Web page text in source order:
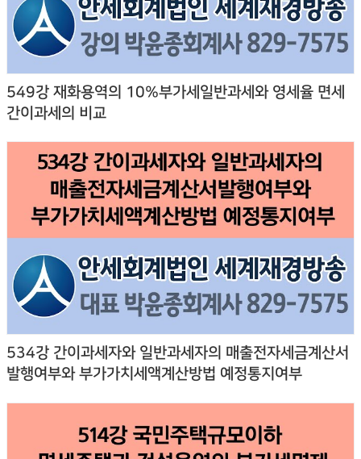
549강 재화용역의 10%부가세일반과세와 영세율 면세
간이과세의 비교
534강 간이과세자와 일반과세자의 매출전자세금계산서
발행여부와 부가가치세액계산방법 예정통지여부